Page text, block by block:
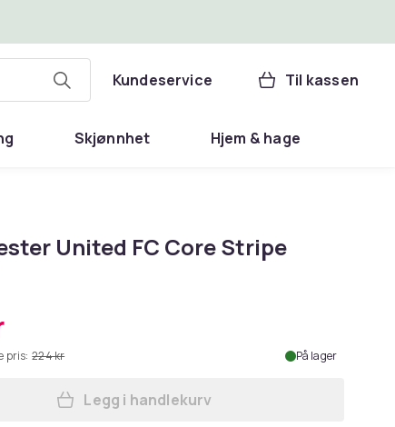
Kundeservice Til kassen
Skjønnhet Hjem & hage
United FC Core Stripe
pris: 224 kr På lager
Legg Manchester United FC Core
Legg i handlekurv